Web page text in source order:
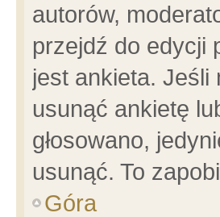
autorów,
przejdź do edycji
jest ankieta. Jeśli
usunąć ankietę
głosowano,
usunąć. To
Góra